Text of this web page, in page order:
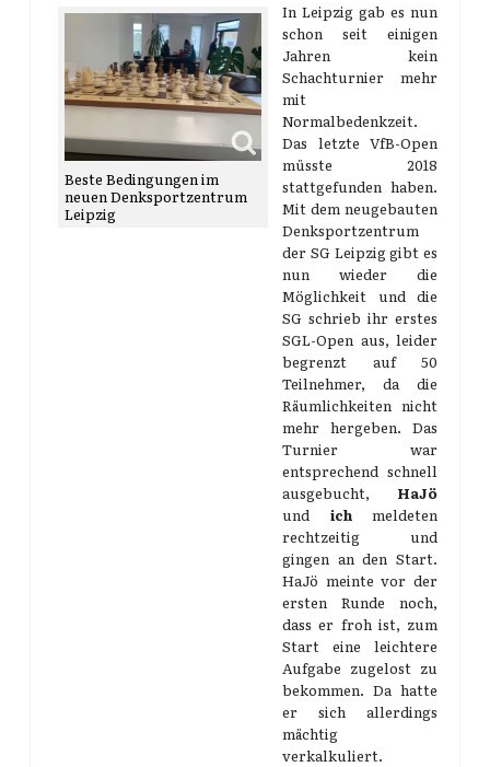
Beste Bedingungen im
neuen Denksportzentrum
Leipzig
In Leipzig gab es nun
schon seit einigen
Jahren kein
Schachturnier mehr
mit
Normalbedenkzeit.
Das letzte VfB-Open
müsste 2018
stattgefunden haben.
Mit dem neugebauten
Denksportzentrum
der SG Leipzig gibt es
nun wieder die
Möglichkeit und die
SG schrieb ihr erstes
SGL-Open aus, leider
begrenzt auf 50
Teilnehmer, da die
Räumlichkeiten nicht
mehr hergeben. Das
Turnier war
entsprechend schnell
ausgebucht, HaJö
und ichmeldeten
rechtzeitig und
gingen an den Start.
HaJö meinte vor der
ersten Runde noch,
dass er froh ist, zum
Start eine leichtere
Aufgabe zugelost zu
bekommen. Da hatte
er sich allerdings
mächtig
verkalkuliert.